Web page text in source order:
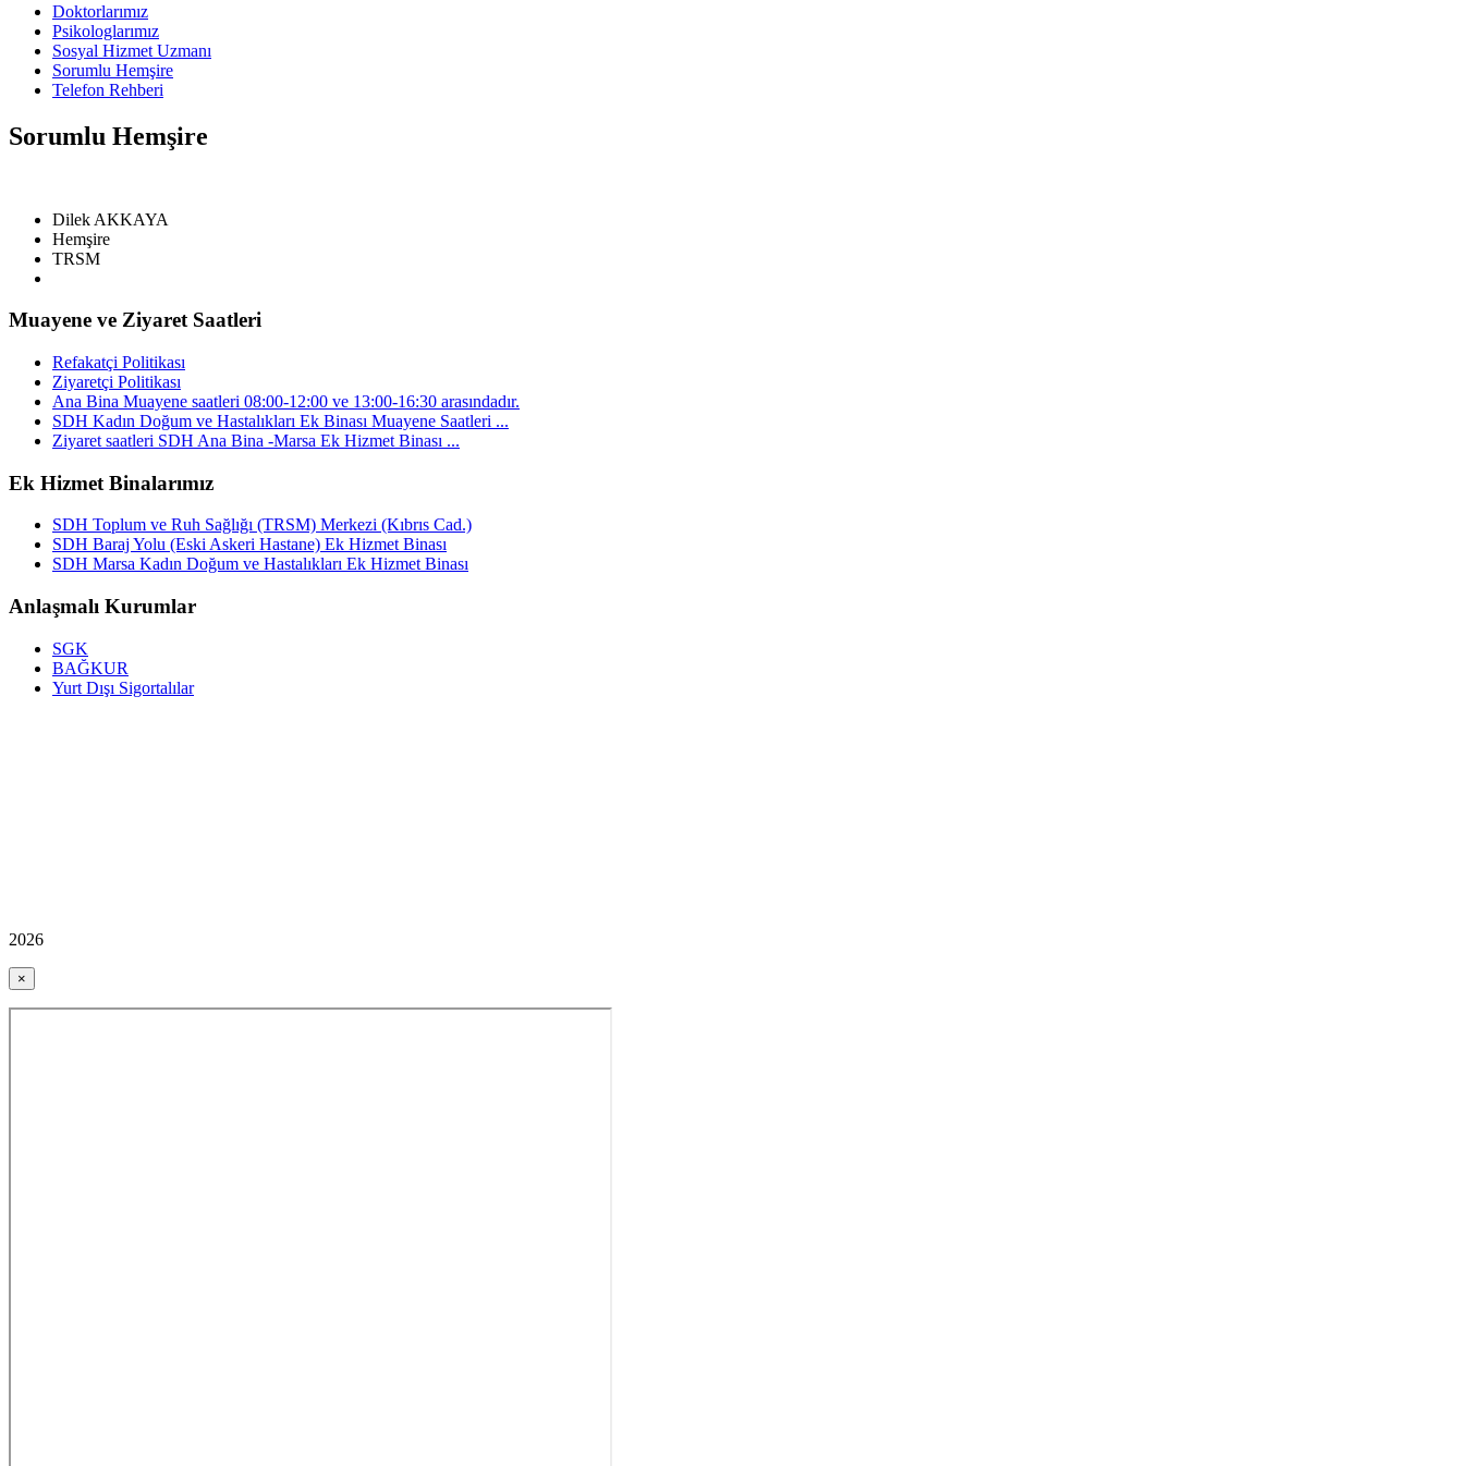
Doktorlarımız
Psikologlarımız
Sosyal Hizmet Uzmanı
Sorumlu Hemşire
Telefon Rehberi
Sorumlu Hemşire
Dilek AKKAYA
Hemşire
TRSM
Muayene ve Ziyaret Saatleri
Refakatçi Politikası
Ziyaretçi Politikası
Ana Bina Muayene saatleri 08:00-12:00 ve 13:00-16:30 arasındadır.
SDH Kadın Doğum ve Hastalıkları Ek Binası Muayene Saatleri ...
Ziyaret saatleri SDH Ana Bina -Marsa Ek Hizmet Binası ...
Ek Hizmet Binalarımız
SDH Toplum ve Ruh Sağlığı (TRSM) Merkezi (Kıbrıs Cad.)
SDH Baraj Yolu (Eski Askeri Hastane) Ek Hizmet Binası
SDH Marsa Kadın Doğum ve Hastalıkları Ek Hizmet Binası
Anlaşmalı Kurumlar
SGK
BAĞKUR
Yurt Dışı Sigortalılar
2026
×